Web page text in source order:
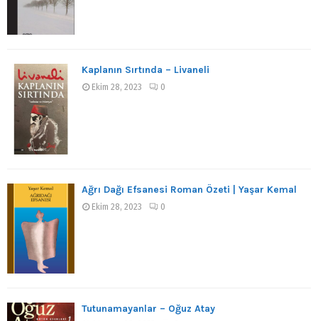
Kaplanın Sırtında – Livaneli
Ekim 28, 2023 0
Ağrı Dağı Efsanesi Roman Özeti | Yaşar Kemal
Ekim 28, 2023 0
Tutunamayanlar – Oğuz Atay